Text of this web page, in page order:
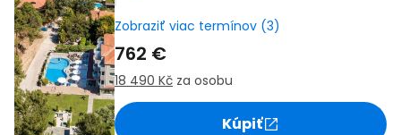
Zobraziť viac termínov (3)
762 €
18 490 Kč za osobu
Kúpiť